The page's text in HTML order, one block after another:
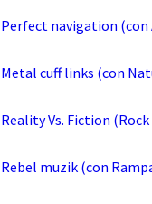
Perfect navigation (con
Metal cuff links (con
Reality Vs. Fiction
Rebel muzik (con